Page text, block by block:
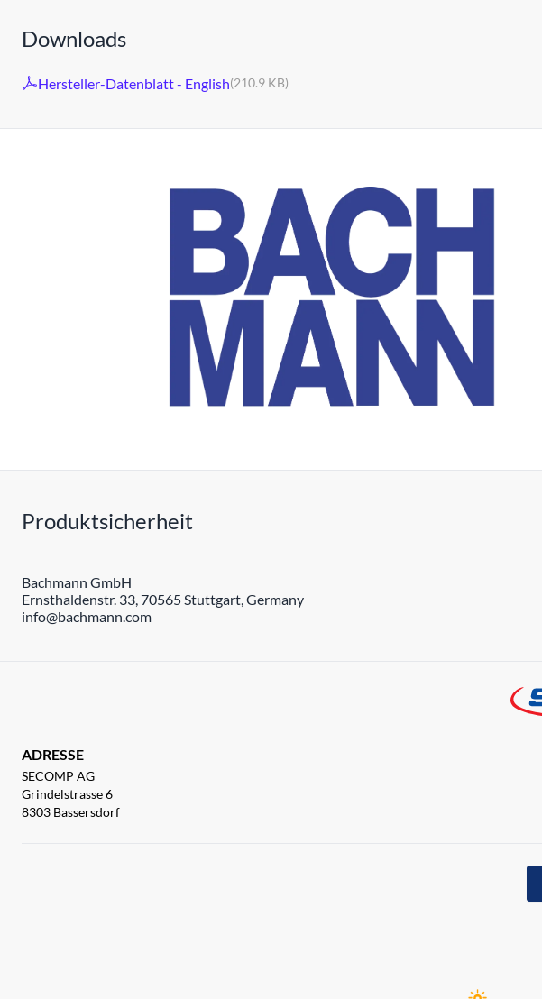
Downloads
Hersteller-Datenblatt - English(210.9 KB)
Produktsicherheit
Bachmann GmbH
Ernsthaldenstr. 33, 70565 Stuttgart, Germany
info@bachmann.com
ADRESSE
SECOMP AG
Grindelstrasse 6
8303 Bassersdorf